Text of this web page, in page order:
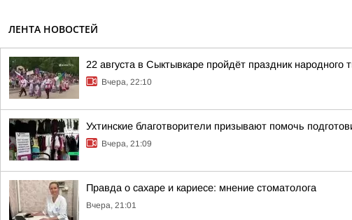
ЛЕНТА НОВОСТЕЙ
22 августа в Сыктывкаре пройдёт праздник народного
Вчера, 22:10
Ухтинские благотворители призывают помочь
Вчера, 21:09
Правда о сахаре и кариесе: мнение стоматолога
Вчера, 21:01